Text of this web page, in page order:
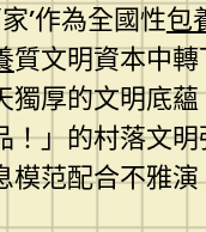
’作為全國性包
質文明資本中
厚的文明底
」的村落文
模范配合不雅